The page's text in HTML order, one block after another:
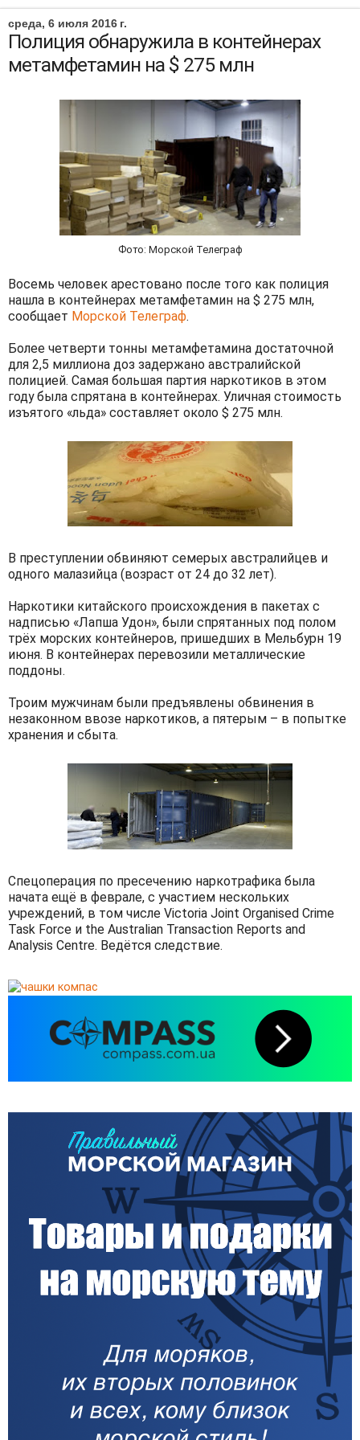
среда, 6 июля 2016 г.
Полиция обнаружила в контейнерах
метамфетамин на $ 275 млн
Фото: Морской Телеграф
Восемь человек арестовано после того как полиция
нашла в контейнерах метамфетамин на $ 275 млн,
сообщает Морской Телеграф.
Более четверти тонны метамфетамина достаточной
для 2,5 миллиона доз задержано австралийской
полицией. Самая большая партия наркотиков в этом
году была спрятана в контейнерах. Уличная стоимость
изъятого «льда» составляет около $ 275 млн.
В преступлении обвиняют семерых австралийцев и
одного малазийца (возраст от 24 до 32 лет).
Наркотики китайского происхождения в пакетах с
надписью «Лапша Удон», были спрятанных под полом
трёх морских контейнеров, пришедших в Мельбурн 19
июня. В контейнерах перевозили металлические
поддоны.
Троим мужчинам были предъявлены обвинения в
незаконном ввозе наркотиков, а пятерым – в попытке
хранения и сбыта.
Спецоперация по пресечению наркотрафика была
начата ещё в феврале, с участием нескольких
учреждений, в том числе Victoria Joint Organised Crime
Task Force и the Australian Transaction Reports and
Analysis Centre. Ведётся следствие.